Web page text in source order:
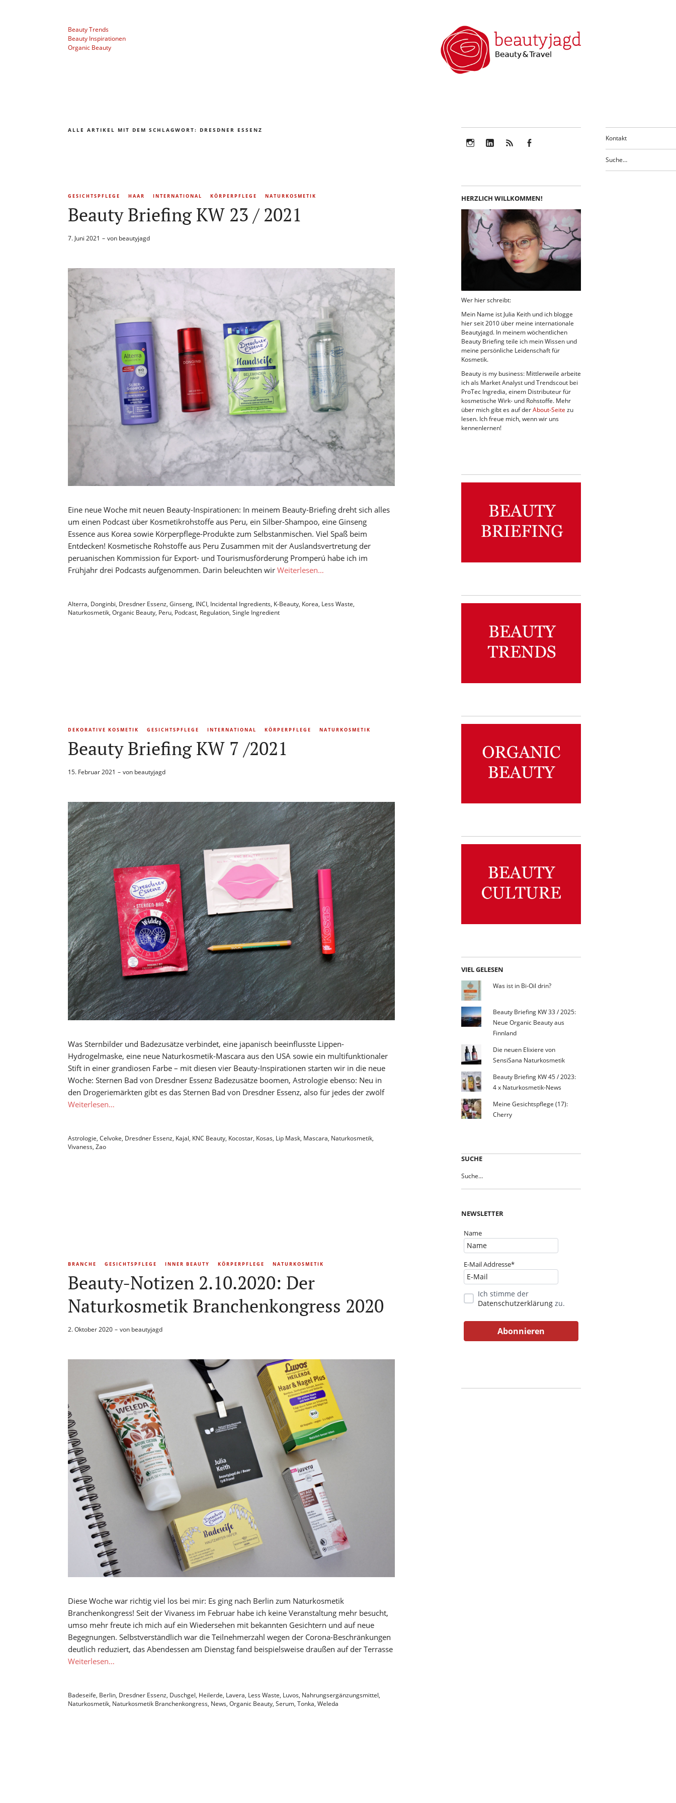
Kontakt
Beauty Trends
Beauty Inspirationen
Organic Beauty
ALLE ARTIKEL MIT DEM SCHLAGWORT: DRESDNER ESSENZ
GESICHTSPFLEGE HAAR INTERNATIONAL KÖRPERPFLEGE NATURKOSMETIK
Beauty Briefing KW 23 / 2021
7. Juni 2021 von beautyjagd
Eine neue Woche mit neuen Beauty-Inspirationen: In meinem Beauty-Briefing dreht sich alles
um einen Podcast über Kosmetikrohstoffe aus Peru, ein Silber-Shampoo, eine Ginseng
Essence aus Korea sowie Körperpflege-Produkte zum Selbstanmischen. Viel Spaß beim
Entdecken! Kosmetische Rohstoffe aus Peru Zusammen mit der Auslandsvertretung der
peruanischen Kommission für Export- und Tourismusförderung Promperú habe ich im
Frühjahr drei Podcasts aufgenommen. Darin beleuchten wir Weiterlesen…
Alterra, Donginbi, Dresdner Essenz, Ginseng, INCI, Incidental Ingredients, K-Beauty, Korea, Less Waste,
Naturkosmetik, Organic Beauty, Peru, Podcast, Regulation, Single Ingredient
DEKORATIVE KOSMETIK GESICHTSPFLEGE INTERNATIONAL KÖRPERPFLEGE NATURKOSMETIK
Beauty Briefing KW 7 /2021
15. Februar 2021 von beautyjagd
Was Sternbilder und Badezusätze verbindet, eine japanisch beeinflusste Lippen-
Hydrogelmaske, eine neue Naturkosmetik-Mascara aus den USA sowie ein multifunktionaler
Stift in einer grandiosen Farbe – mit diesen vier Beauty-Inspirationen starten wir in die neue
Woche: Sternen Bad von Dresdner Essenz Badezusätze boomen, Astrologie ebenso: Neu in
den Drogeriemärkten gibt es das Sternen Bad von Dresdner Essenz, also für jedes der zwölf
Weiterlesen…
Astrologie, Celvoke, Dresdner Essenz, Kajal, KNC Beauty, Kocostar, Kosas, Lip Mask, Mascara, Naturkosmetik,
Vivaness, Zao
BRANCHE GESICHTSPFLEGE INNER BEAUTY KÖRPERPFLEGE NATURKOSMETIK
Beauty-Notizen 2.10.2020: Der
Naturkosmetik Branchenkongress 2020
2. Oktober 2020 von beautyjagd
Diese Woche war richtig viel los bei mir: Es ging nach Berlin zum Naturkosmetik
Branchenkongress! Seit der Vivaness im Februar habe ich keine Veranstaltung mehr besucht,
umso mehr freute ich mich auf ein Wiedersehen mit bekannten Gesichtern und auf neue
Begegnungen. Selbstverständlich war die Teilnehmerzahl wegen der Corona-Beschränkungen
deutlich reduziert, das Abendessen am Dienstag fand beispielsweise draußen auf der Terrasse
Weiterlesen…
Badeseife, Berlin, Dresdner Essenz, Duschgel, Heilerde, Lavera, Less Waste, Luvos, Nahrungsergänzungsmittel,
Naturkosmetik, Naturkosmetik Branchenkongress, News, Organic Beauty, Serum, Tonka, Weleda
HERZLICH WILLKOMMEN!
Wer hier schreibt:
Mein Name ist Julia Keith und ich blogge
hier seit 2010 über meine internationale
Beautyjagd. In meinem wöchentlichen
Beauty Briefing teile ich mein Wissen und
meine persönliche Leidenschaft für
Kosmetik.
Beauty is my business: Mittlerweile arbeite
ich als Market Analyst und Trendscout bei
ProTec Ingredia, einem Distributeur für
kosmetische Wirk- und Rohstoffe. Mehr
über mich gibt es auf derAbout-Seite zu
lesen. Ich freue mich, wenn wir uns
kennenlernen!
VIEL GELESEN
Was ist in Bi-Oil drin?
Beauty Briefing KW 33 / 2025:
Neue Organic Beauty aus
Finnland
Die neuen Elixiere von
SensiSana Naturkosmetik
Beauty Briefing KW 45 / 2023:
4 x Naturkosmetik-News
Meine Gesichtspflege (17):
Cherry
SUCHE
NEWSLETTER
Name
E-Mail Addresse*
Ich stimme der
Datenschutzerklärung zu.